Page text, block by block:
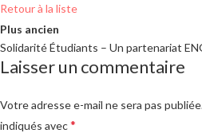
Retour à la liste
Plus ancien
Solidarité Étudiants – Un partenariat
Laisser un commentaire
Votre adresse e-mail ne sera pas
indiqués avec*